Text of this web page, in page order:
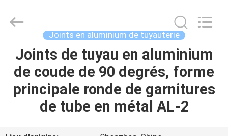
LA
MAISON
Jingji
Technology
Reserved.
Joints en aluminium de tuyauterie
Joints de tuyau en aluminium
de coude de 90 degrés, forme
principale ronde de garnitures
de tube en métal AL-2